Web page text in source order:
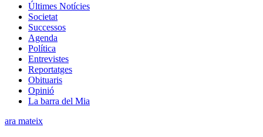
Últimes Notícies
Societat
Successos
Agenda
Política
Entrevistes
Reportatges
Obituaris
Opinió
La barra del Mia
ara mateix